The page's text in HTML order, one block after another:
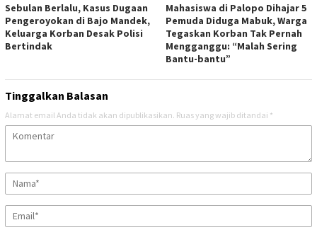
Sebulan Berlalu, Kasus Dugaan
Pengeroyokan di Bajo Mandek,
Keluarga Korban Desak Polisi
Bertindak
Mahasiswa di Palopo Dihajar 5
Pemuda Diduga Mabuk, Warga
Tegaskan Korban Tak Pernah
Mengganggu: “Malah Sering
Bantu-bantu”
Tinggalkan Balasan
Alamat email Anda tidak akan dipublikasikan. Ruas yang wajib ditandai *